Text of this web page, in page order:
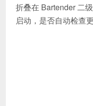
折叠在 Bartender 二
启动，是否自动检查更